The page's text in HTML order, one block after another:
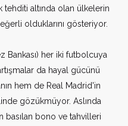
tehditi altında olan ülkelerin
olduklarını gösteriyor.
Bankası) her iki futbolcuya
da hayal gücünü
hem de Real Madrid'in
gözükmüyor. Aslında
basılan bono ve tahvilleri